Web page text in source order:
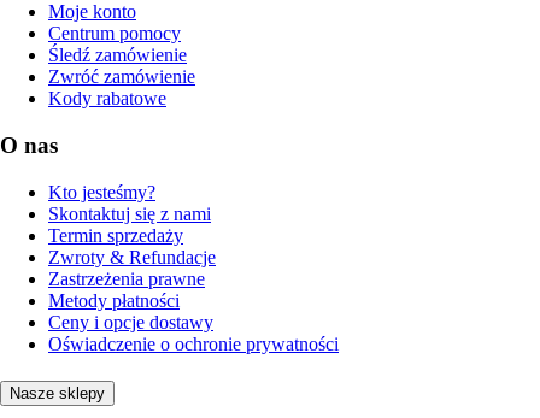
Moje konto
Centrum pomocy
Śledź zamówienie
Zwróć zamówienie
Kody rabatowe
O nas
Kto jesteśmy?
Skontaktuj się z nami
Termin sprzedaży
Zwroty & Refundacje
Zastrzeżenia prawne
Metody płatności
Ceny i opcje dostawy
Oświadczenie o ochronie prywatności
Nasze sklepy